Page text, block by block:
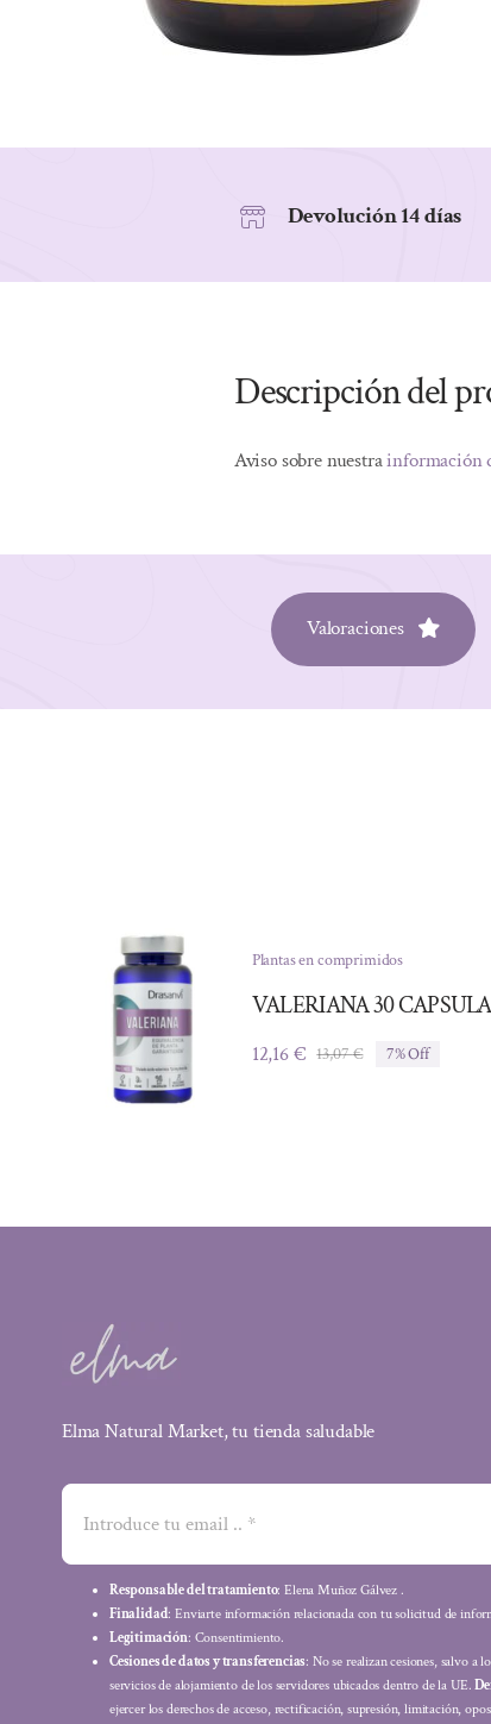
Devolución 14 días
Descripción del
Aviso sobre nuestrainformación
Valoraciones
Plantas en comprimidos
VALERIANA 30
13,07€El
12,16€
El
7% Off
Elma Natural Market, tu tienda saludable
Responsable del tratamiento: Elena Muñoz Gálvez .
Finalidad: Enviarte información relacionada con tu solicitud de
Legitimación: Consentimiento.
Cesiones de datos y transferencias: No se realizan cesiones, salvo a
servicios de alojamiento de los servidores ubicados dentro de la UE.
ejercer los derechos de acceso, rectificación, supresión, limitación,